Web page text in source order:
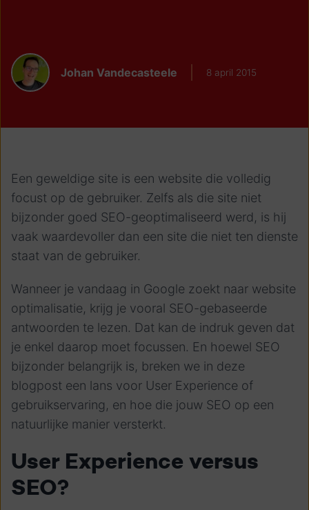
Johan Vandecasteele 8 april 2015
Een geweldige site is een website die volledig
focust op de gebruiker. Zelfs als die site niet
bijzonder goed SEO-geoptimaliseerd werd, is hij
vaak waardevoller dan een site die niet ten dienste
staat van de gebruiker.
Wanneer je vandaag in Google zoekt naar website
optimalisatie, krijg je vooral SEO-gebaseerde
antwoorden te lezen. Dat kan de indruk geven dat
je enkel daarop moet focussen. En hoewel SEO
bijzonder belangrijk is, breken we in deze
blogpost een lans voor User Experience of
gebruikservaring, en hoe die jouw SEO op een
natuurlijke manier versterkt.
User Experience versus
SEO?